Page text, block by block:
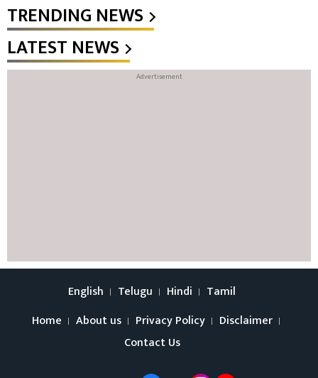
TRENDING NEWS
LATEST NEWS
English Telugu Hindi
Tamil
Home
About us Privacy Policy
Disclaimer
Contact Us